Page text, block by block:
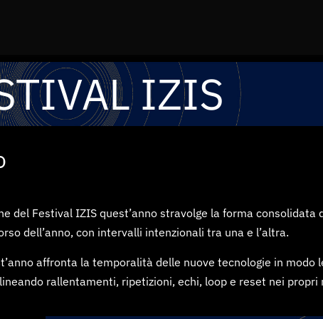
IZIS
del Festival IZIS quest’anno stravolge la forma
dell’anno, con intervalli intenzionali tra una e l’altra.
affronta la temporalità delle nuove tecnologie in
rallentamenti, ripetizioni, echi, loop e reset nei propri